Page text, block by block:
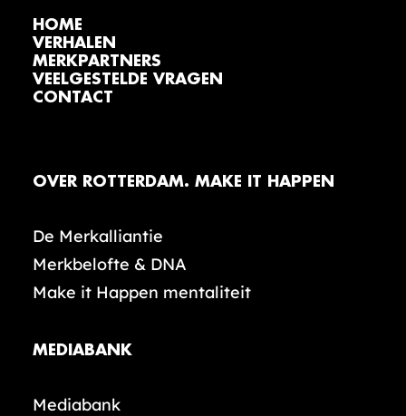
HOME
VERHALEN
MERKPARTNERS
VEELGESTELDE VRAGEN
CONTACT
OVER ROTTERDAM. MAKE IT HAPPEN
De Merkalliantie
Merkbelofte & DNA
Make it Happen mentaliteit
MEDIABANK
Mediabank